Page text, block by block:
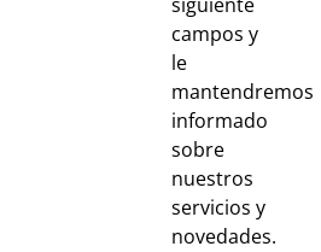
campos y
le
mantendremos
informado
sobre
nuestros
servicios y
novedades.